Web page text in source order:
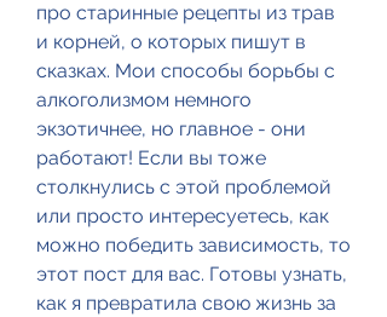
про старинные рецепты из трав
и корней, о которых пишут в
сказках. Мои способы борьбы с
алкоголизмом немного
экзотичнее, но главное - они
работают! Если вы тоже
столкнулись с этой проблемой
или просто интересуетесь, как
можно победить зависимость, то
этот пост для вас. Готовы узнать,
как я превратила свою жизнь за